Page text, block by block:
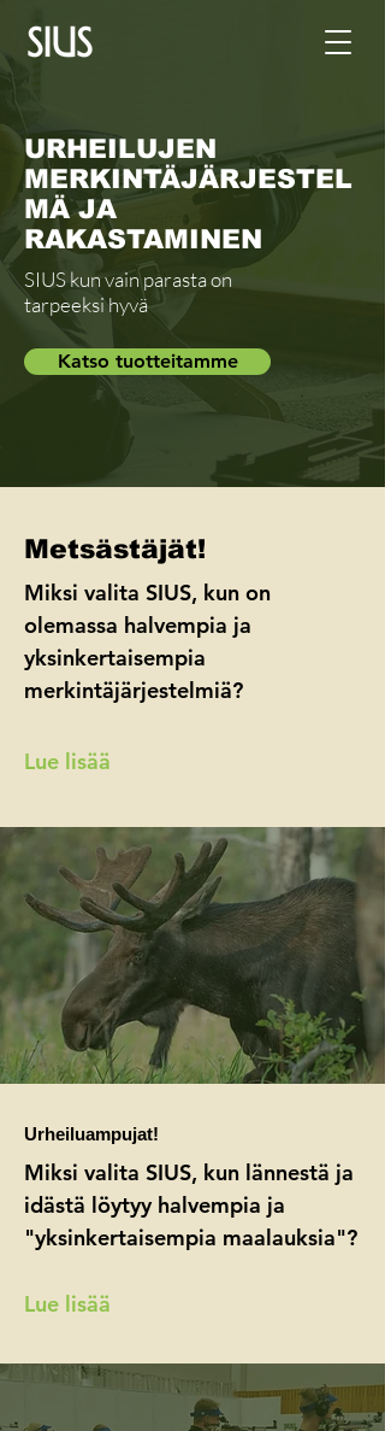
URHEILUJEN
MERKINTÄJÄRJESTEL
MÄ JA
RAKASTAMINEN
SIUS kun vain parasta on
tarpeeksi hyvä
Katso tuotteitamme
Metsästäjät!
Miksi valita SIUS, kun on
olemassa halvempia ja
yksinkertaisempia
merkintäjärjestelmiä?
Lue lisää
Urheiluampujat!
Miksi valita SIUS, kun lännestä ja
idästä löytyy halvempia ja
"yksinkertaisempia maalauksia"?
Lue lisää